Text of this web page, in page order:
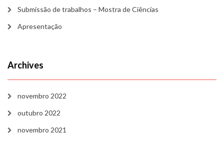
Submissão de trabalhos – Mostra de Ciências
Apresentação
Archives
novembro 2022
outubro 2022
novembro 2021